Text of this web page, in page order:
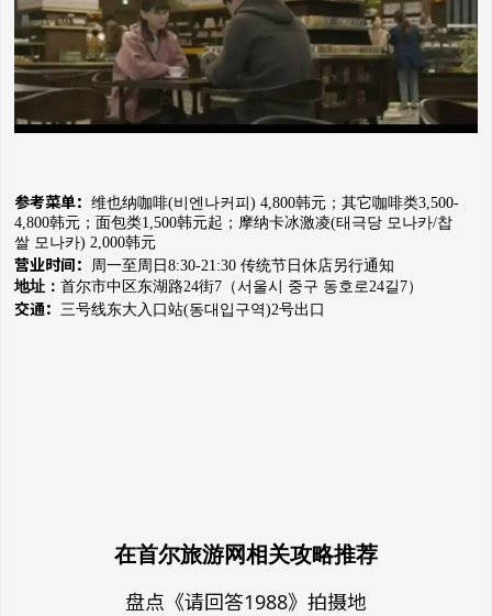
参考菜单： 维也纳咖啡(비엔나커피) 4,800韩元； 其它咖啡类3,500-
4,800韩元； 面包类1,500韩元起； 摩纳卡冰激凌(태극당 모나카/찹
쌀 모나카) 2,000韩元
营业时间：
周一至周日8:30-21:30 传统节日休店另行通知
地址： 首尔市中区东湖路24街7（서울시 중구 동호로24길7）
交通： 三号线东大入口站(동대입구역)2号出口
在首尔旅游网相关攻略推荐
盘点《请回答1988》拍摄地